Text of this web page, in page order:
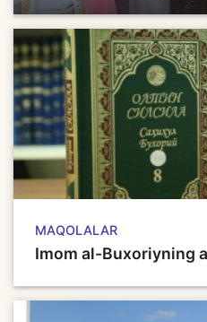
MAQOLALAR
Imom al-Buxoriyning